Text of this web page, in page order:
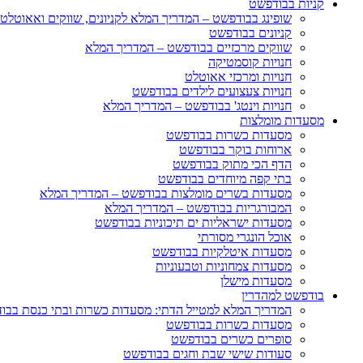
קניות בבודפשט
שופינג בבודפשט – המדריך המלא לקניונים, שווקים
קניונים בבודפשט
שווקים מרכזיים בבודפשט – המדריך המלא
חנויות קוסמטיקה
חנויות ומרכזי אאוטלט
חנויות צעצועים לילדים בבודפשט
חנויות וינטג' בבודפשט – המדריך המלא
מסעדות מומלצות
מסעדות כשרות בבודפשט
ארוחות בוקר בבודפשט
הדף הכי מתוק בבודפשט
בתי קפה מיוחדים בבודפשט
מסעדות בשרים מומלצות בבודפשט – המדריך המלא
המבורגריות בבודפשט – המדריך המלא
מסעדות ישראליות ים תיכוניות בבודפשט
אוכל הונגרי מסורתי
מסעדות איטלקיות בבודפשט
מסעדות צמחוניות וטבעוניות
מסעדות מישלן
בודפשט למהדרין
המדריך המלא למטייל הדתי: מסעדות כשרות ובתי כנסת
מסעדות כשרות בבודפשט
סופרים כשרים בבודפשט
סעודות שישי שבת וחגים בבודפשט